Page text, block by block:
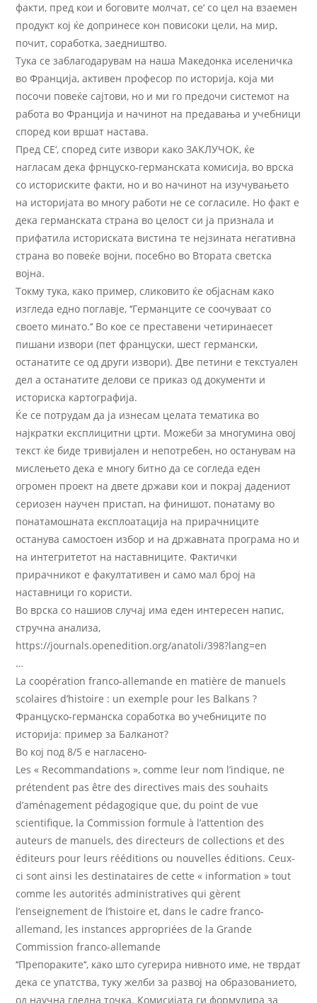
факти, пред кои и боговите молчат, се‘ со цел на взаемен
продукт кој ќе допринесе кон повисоки цели, на мир,
почит, соработка, заедништво.
Тука се заблагодарувам на наша Македонка иселеничка
во Франција, активен професор по историја, која ми
посочи повеќе сајтови, но и ми го предочи системот на
работа во Франција и начинот на предавања и учебници
според кои вршат настава.
Пред СЕ‘, според сите извори како ЗАКЛУЧОК, ќе
нагласам дека фрнцуско-германската комисија, во врска
со историските факти, но и во начинот на изучувањето
на историјата во многу работи не се согласиле. Но факт е
дека германската страна во целост си ја признала и
прифатила историската вистина те нејзината негативна
страна во повеќе војни, посебно во Втората светска
војна.
Токму тука, како пример, сликовито ќе објаснам како
изгледа едно поглавје, ‘‘Германците се соочуваат со
своето минато.‘‘ Во кое се преставени четиринаесет
пишани извори (пет француски, шест германски,
останатите се од други извори). Две петини е текстуален
дел а останатите делови се приказ од документи и
историска картографија.
Ќе се потрудам да ја изнесам целата тематика во
најкратки експлицитни црти. Можеби за многумина овој
текст ќе биде тривијален и непотребен, но останувам на
мислењето дека е многу битно да се согледа еден
огромен проект на двете држави кои и покрај дадениот
сериозен научен пристап, на финишот, понатаму во
понатамошната експлоатација на прирачниците
останува самостоен избор и на државната програма но и
на интегритетот на наставниците. Фактички
прирачникот е факултативен и само мал број на
наставници го користи.
Во врска со нашиов случај има еден интересен напис,
стручна анализа,
https://journals.openedition.org/anatoli/398?lang=en
…
La coopération franco-allemande en matière de manuels
scolaires d’histoire : un exemple pour les Balkans ?
Француско-германска соработка во учебниците по
историја: пример за Балканот?
Во кој под 8/5 е нагласено-
Les « Recommandations », comme leur nom l’indique, ne
prétendent pas être des directives mais des souhaits
d’aménagement pédagogique que, du point de vue
scientifique, la Commission formule à l’attention des
auteurs de manuels, des directeurs de collections et des
éditeurs pour leurs rééditions ou nouvelles éditions. Ceux-
ci sont ainsi les destinataires de cette « information » tout
comme les autorités administratives qui gèrent
l’enseignement de l’histoire et, dans le cadre franco-
allemand, les instances appropriées de la Grande
Commission franco-allemande
‘‘Препораките‘‘, како што сугерира нивното име, не тврдат
дека се упатства, туку желби за развој на образованието,
од научна гледна точка. Комисијата ги формулира за